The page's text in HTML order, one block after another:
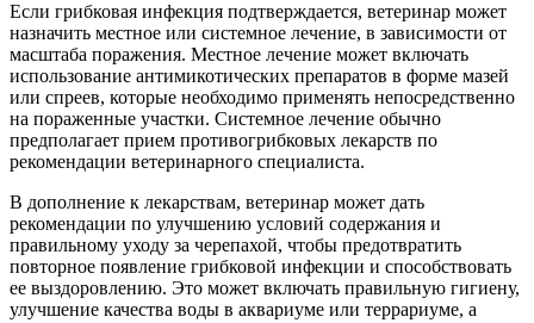
Если грибковая инфекция подтверждается, ветеринар может
назначить местное или системное лечение, в зависимости от
масштаба поражения. Местное лечение может включать
использование антимикотических препаратов в форме мазей
или спреев, которые необходимо применять непосредственно
на пораженные участки. Системное лечение обычно
предполагает прием противогрибковых лекарств по
рекомендации ветеринарного специалиста.
В дополнение к лекарствам, ветеринар может дать
рекомендации по улучшению условий содержания и
правильному уходу за черепахой, чтобы предотвратить
повторное появление грибковой инфекции и способствовать
ее выздоровлению. Это может включать правильную гигиену,
улучшение качества воды в аквариуме или террариуме, а